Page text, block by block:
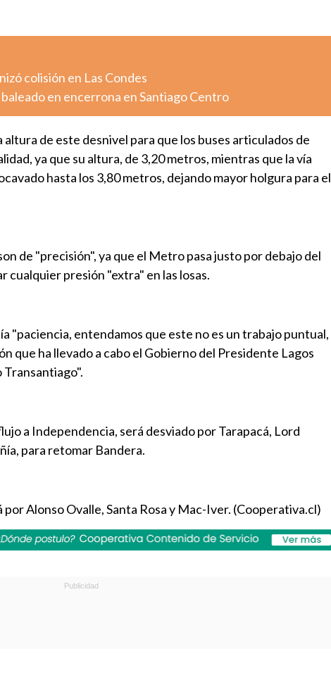
colisión en Las Condes
en encerrona en Santiago Centro
de este desnivel para que los buses articulados de
ya que su altura, de 3,20 metros, mientras que la vía
hasta los 3,80 metros, dejando mayor holgura para el
de "precisión", ya que el Metro pasa justo por debajo del
cualquier presión "extra" en las losas.
"paciencia, entendamos que este no es un trabajo puntual,
que ha llevado a cabo el Gobierno del Presidente Lagos
a Independencia, será desviado por Tarapacá, Lord
para retomar Bandera.
Alonso Ovalle, Santa Rosa y Mac-Iver. (Cooperativa.cl)